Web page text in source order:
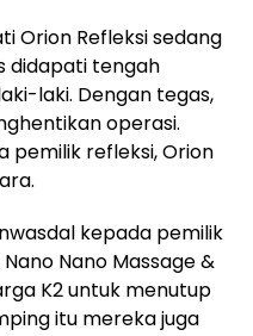
Orion Refleksi sedang
didapati tengah
laki. Dengan tegas,
operasi.
pemilik refleksi, Orion
kepada pemilik
Nano Massage &
K2 untuk menutup
itu mereka juga